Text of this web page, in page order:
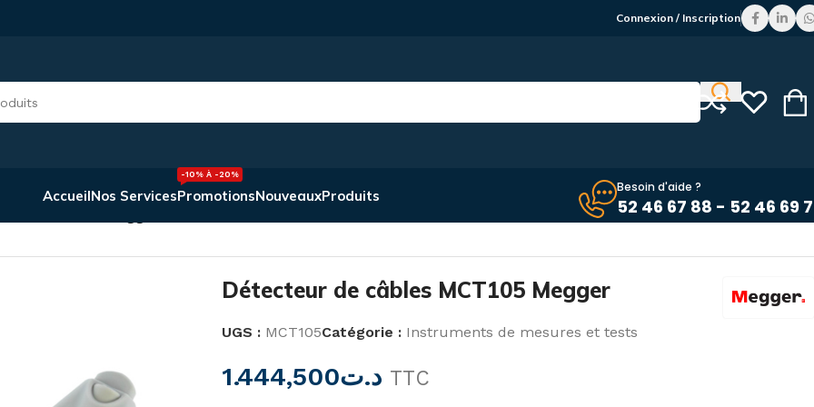
Connexion / Inscription
AccueilNos ServicesPromotions
-10% À -20%
NouveauxProduits Besoin d'aide ?
52 46 67 88 - 52 46 69
Détecteur de câbles MCT105 Megger
UGS : MCT105Catégorie : Instruments de mesures et tests
د.ت1.444,500 TTC